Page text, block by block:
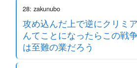
28: zakunubo
攻め込んだ上で逆にクリミ
んてことになったらこの戦
は至難の業だろう